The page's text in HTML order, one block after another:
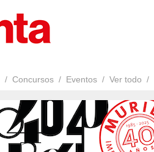
Concursos Eventos Ver todo